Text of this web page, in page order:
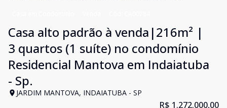
Casa alto padrão à venda|216m² |
3 quartos (1 suíte) no condomínio
Residencial Mantova em Indaiatuba
- Sp.
JARDIM MANTOVA, INDAIATUBA - SP
R$ 1.272.000,00